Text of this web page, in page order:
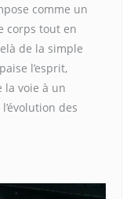
comme un
corps tout en
de la simple
l’esprit,
la voie à un
des